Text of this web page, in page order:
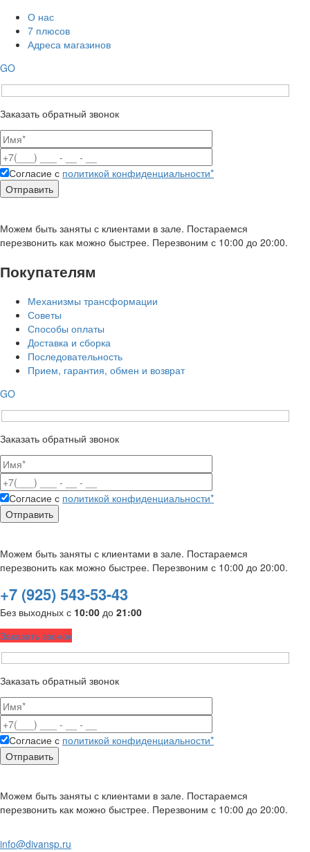
О нас
7 плюсов
Адреса магазинов
GO
Заказать обратный звонок
Согласие с политикой конфиденциальности*
Можем быть заняты с клиентами в зале. Постараемся
перезвонить как можно быстрее. Перезвоним с 10:00 до 20:00.
Покупателям
Механизмы трансформации
Советы
Способы оплаты
Доставка и сборка
Последовательность
Прием, гарантия, обмен и возврат
GO
Заказать обратный звонок
Согласие с политикой конфиденциальности*
Можем быть заняты с клиентами в зале. Постараемся
перезвонить как можно быстрее. Перезвоним с 10:00 до 20:00.
+7 (925) 543-53-43
Без выходных с 10:00 до 21:00
Заказать звонок
Заказать обратный звонок
Согласие с политикой конфиденциальности*
Можем быть заняты с клиентами в зале. Постараемся
перезвонить как можно быстрее. Перезвоним с 10:00 до 20:00.
info@divansp.ru